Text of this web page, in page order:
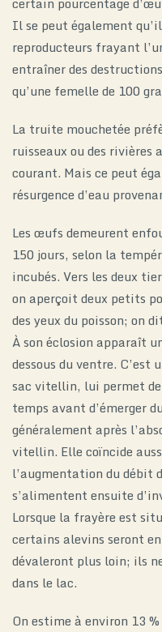
Il se peut également
reproducteurs frayant
entraîner des
qu’une femelle de 100
La truite mouchetée
ruisseaux ou des rivières
courant. Mais ce peut
résurgence d’eau
Les œufs demeurent
150 jours, selon la
incubés. Vers les deux
on aperçoit deux petits
des yeux du poisson; on
À son éclosion apparaît
dessous du ventre. C’est
sac vitellin, lui permet
temps avant d’émerger
généralement après
vitellin. Elle coïncide
l’augmentation du débit
s’alimentent ensuite
Lorsque la frayère est
certains alevins seront
dévaleront plus loin; ils
dans le lac.
On estime à environ 13